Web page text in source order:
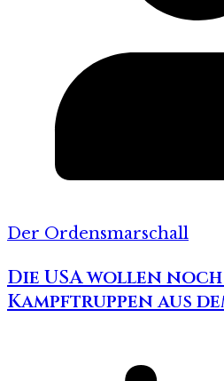
Der Ordensmarschall
Die USA wollen noch
Kampftruppen aus